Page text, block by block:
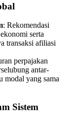
: Rekomendasi
serta
transaksi afiliasi
perpajakan
antar-
modal yang sama
Sistem